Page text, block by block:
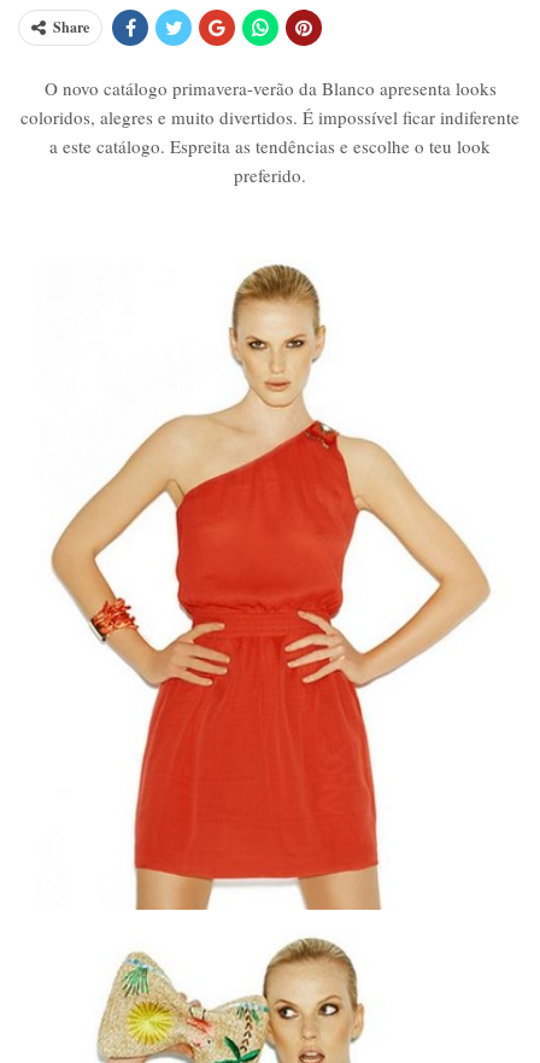
Share
O novo catálogo primavera-verão da Blanco apresenta looks
coloridos, alegres e muito divertidos. É impossível ficar indiferente
a este catálogo. Espreita as tendências e escolhe o teu look
preferido.